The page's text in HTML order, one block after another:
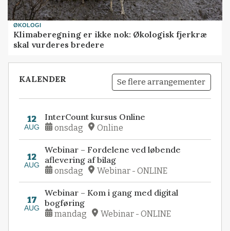
ØKOLOGI
Klimaberegning er ikke nok: Økologisk fjerkræ
skal vurderes bredere
KALENDER Se flere arrangementer
12
AUG
InterCount kursus Online
onsdag Online
12
AUG
Webinar – Fordelene ved løbende
aflevering af bilag
onsdag Webinar - ONLINE
17
AUG
Webinar – Kom i gang med digital
bogføring
mandag Webinar - ONLINE